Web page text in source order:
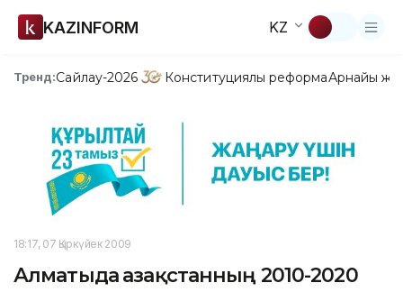
KAZINFORM KZ
Тренд:Сайлау-2026 Конституциялық реформаАрнайы
18:17, 07 Қыркүйек 2009
Алматыда Қазақстанның 2010-2020